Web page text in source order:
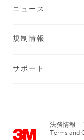
ニュース
規制情報
サポート
法務情報
Terms and